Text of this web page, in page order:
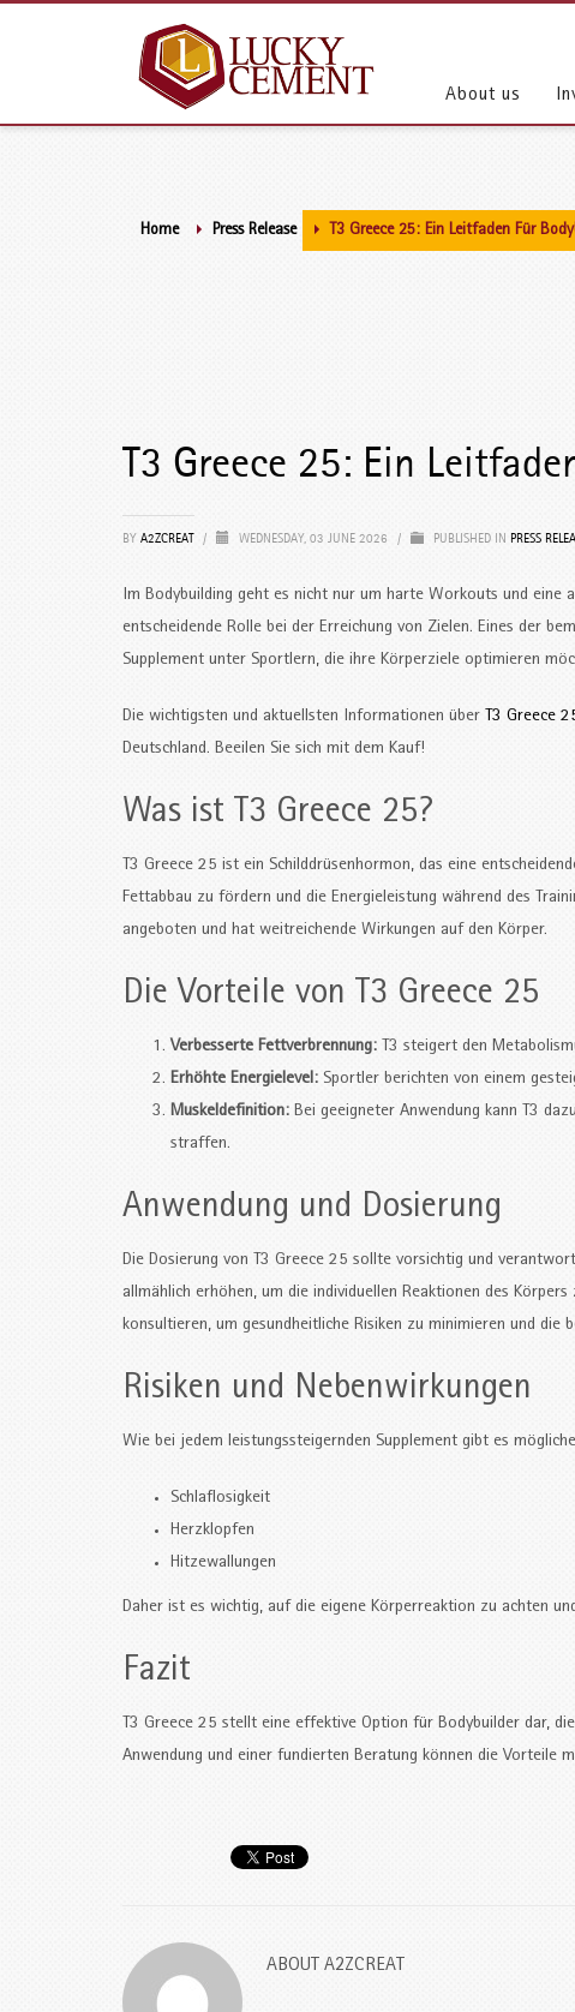
About us
Home Press Release T3 Greece 25: Ein Leitfaden Für
T3 Greece 25: Ein
BY A2ZCREAT / WEDNESDAY, 03 JUNE 2026 / PUBLISHED IN PRESS
Im Bodybuilding geht es nicht nur um harte Workouts und eine
entscheidende Rolle bei der Erreichung von Zielen. Eines der
Supplement unter Sportlern, die ihre Körperziele optimieren
Die wichtigsten und aktuellsten Informationen über T3 Greece
Deutschland. Beeilen Sie sich mit dem Kauf!
Was ist T3 Greece 25?
T3 Greece 25 ist ein Schilddrüsenhormon, das eine
Fettabbau zu fördern und die Energieleistung während des
angeboten und hat weitreichende Wirkungen auf den Körper.
Die Vorteile von T3 Greece 25
Verbesserte Fettverbrennung: T3 steigert den
Erhöhte Energielevel: Sportler berichten von einem
Muskeldefinition: Bei geeigneter Anwendung kann T3
straffen.
Anwendung und Dosierung
Die Dosierung von T3 Greece 25 sollte vorsichtig und
allmählich erhöhen, um die individuellen Reaktionen des
konsultieren, um gesundheitliche Risiken zu minimieren und die
Risiken und Nebenwirkungen
Wie bei jedem leistungssteigernden Supplement gibt es
Schlaflosigkeit
Herzklopfen
Hitzewallungen
Daher ist es wichtig, auf die eigene Körperreaktion zu achten
Fazit
T3 Greece 25 stellt eine effektive Option für Bodybuilder dar,
Anwendung und einer fundierten Beratung können die Vorteile
ABOUT A2ZCREAT